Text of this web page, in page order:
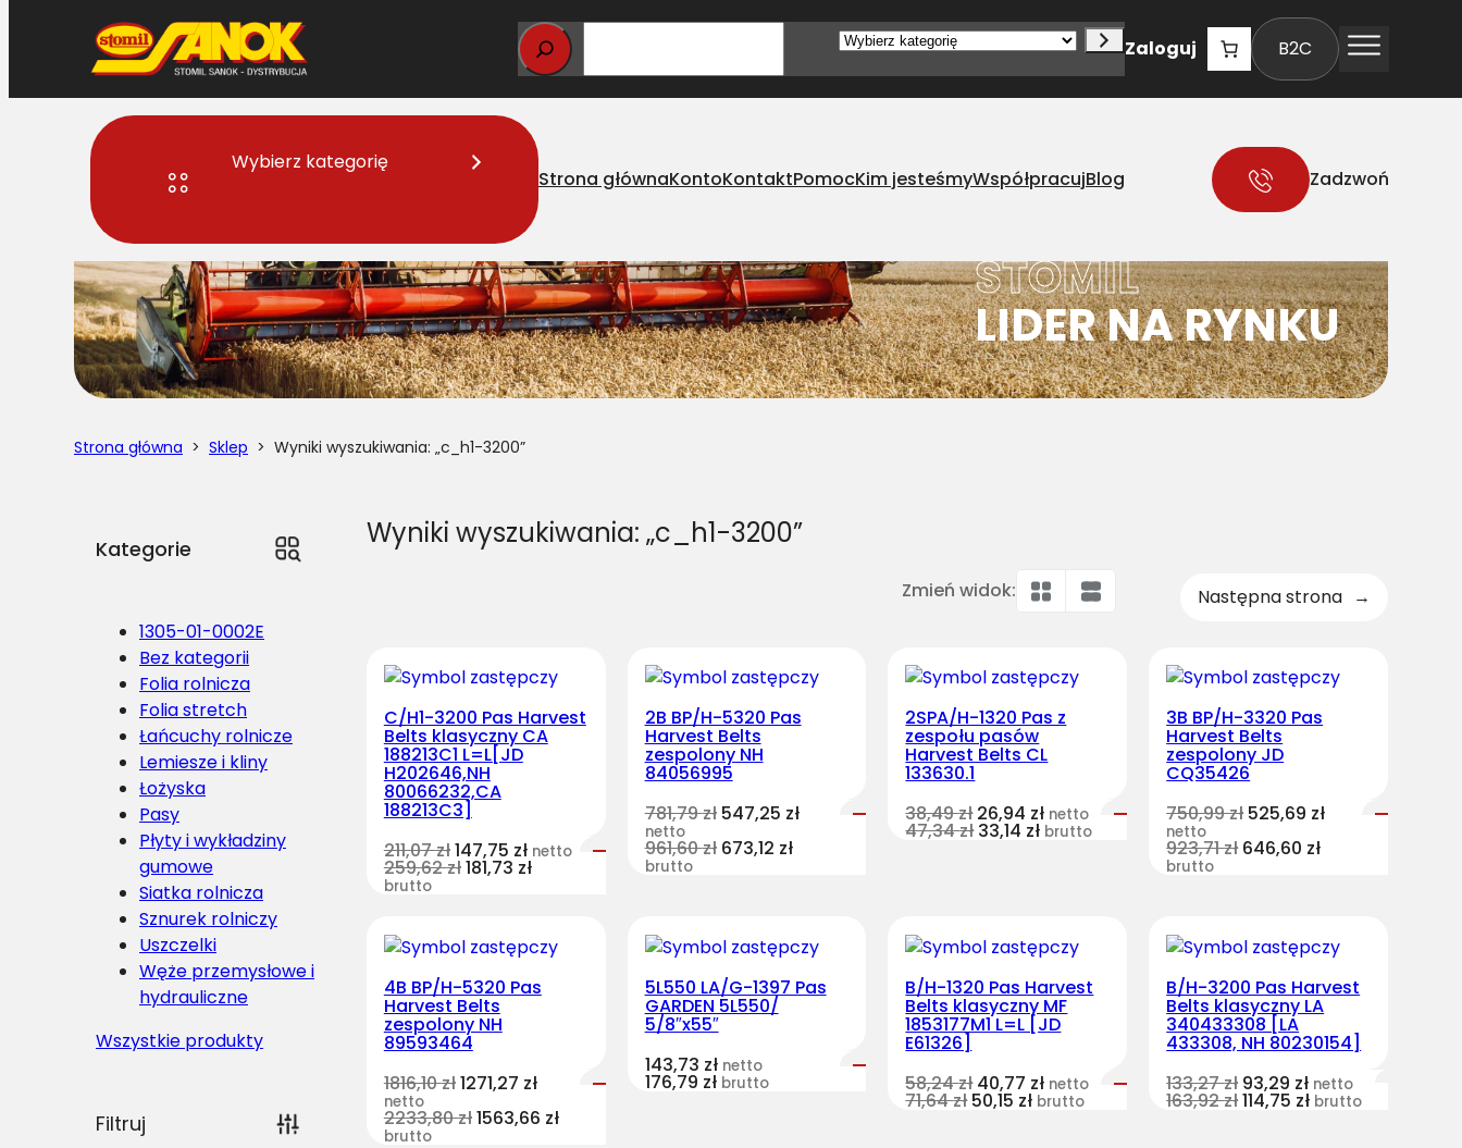
Wybierz
Zaloguj B2C
Wybierz kategorię
Strona głównaKontoKontaktPomocKim jesteśmyWspółpracujBlog Zadzwoń
STOMIL
LIDER NA RYNKU
Strona główna > Sklep > Wyniki wyszukiwania: „c_h1-3200”
Kategorie
1305-01-0002E
Bez kategorii
Folia rolnicza
Folia stretch
Łańcuchy rolnicze
Lemiesze i kliny
Łożyska
Pasy
Płyty i wykładziny
gumowe
Siatka rolnicza
Sznurek rolniczy
Uszczelki
Węże przemysłowe i
hydrauliczne
Wszystkie produkty
Filtruj
Wyniki wyszukiwania: „c_h1-3200”
Zmień widok: Następna strona →
C/H1-3200 Pas Harvest
Belts klasyczny CA
188213C1 L=L[JD
H202646,NH
80066232,CA
188213C3]
211,07zł147,75 zł netto
259,62zł181,73 zł
brutto
2B BP/H-5320 Pas
Harvest Belts
zespolony NH
84056995
781,79zł 547,25 zł
netto
961,60zł 673,12 zł
brutto
2SPA/H-1320 Pas z
zespołu pasów
Harvest Belts CL
133630.1
38,49zł 26,94 zł netto
47,34zł 33,14 zł brutto
3B BP/H-3320 Pas
Harvest Belts
zespolony JD
CQ35426
750,99zł 525,69 zł
netto
923,71zł 646,60 zł
brutto
4B BP/H-5320 Pas
Harvest Belts
zespolony NH
89593464
1816,10zł1271,27 zł
netto
2233,80zł1563,66 zł
brutto
5L550 LA/G-1397 Pas
GARDEN 5L550/
5/8″x55″
143,73 zł netto
176,79 zł brutto
B/H-1320 Pas Harvest
Belts klasyczny MF
1853177M1 L=L [JD
E61326]
58,24zł 40,77 zł netto
71,64zł 50,15 zł brutto
B/H-3200 Pas Harvest
Belts klasyczny LA
340433308 [LA
433308, NH 80230154]
133,27zł 93,29 zł netto
163,92zł114,75 zł brutto